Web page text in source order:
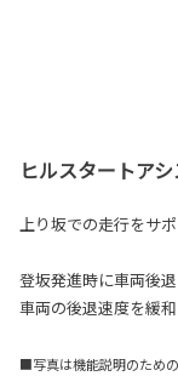
ヒルスタートア
上り坂での走行をサポ
登坂発進時に車両後
車両の後退速度を緩和
■写真は機能説明のため